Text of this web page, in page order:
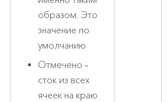
образом. Это
значение по
умолчанию
Отмечено –
сток из всех
ячеек на краю